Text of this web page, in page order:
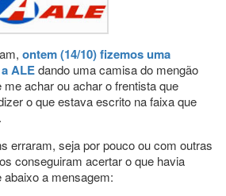
ontem (14/10) fizemos uma
ALEdando uma camisa do mengão
achar ou achar o frentista que
o que estava escrito na faixa que
erraram, seja por pouco ou com outras
conseguiram acertar o que havia
a mensagem: